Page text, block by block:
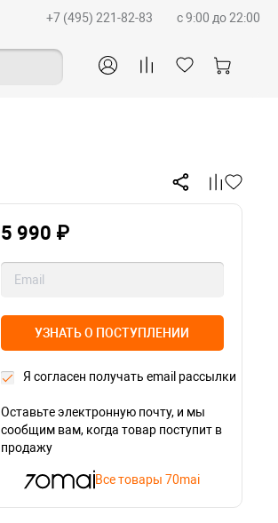
+7 (495) 221-82-83 c 9:00 до 22:00
5 990 ₽
УЗНАТЬ О ПОСТУПЛЕНИИ
Я согласен получать email рассылки
Оставьте электронную почту, и мы
сообщим вам, когда товар поступит в
продажу
Все товары 70mai